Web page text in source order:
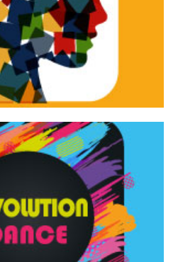
dinamiche
è una rassegna di teatro
e sperimentale.
Dance
– I Edizione